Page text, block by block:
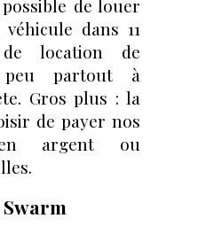
de louer
dans 11
location de
partout à
Gros plus : la
de payer nos
en argent ou